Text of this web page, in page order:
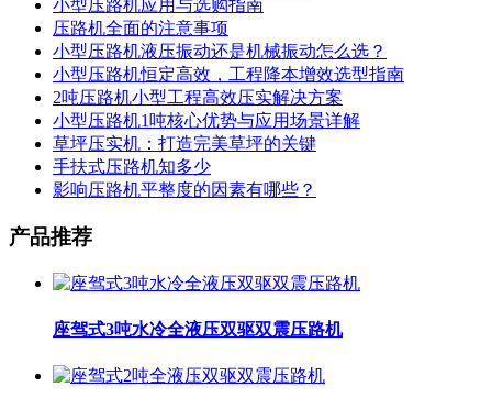
小型压路机应用与选购指南
压路机全面的注意事项
小型压路机液压振动还是机械振动怎么选？
小型压路机恒定高效，工程降本增效选型指南
2吨压路机小型工程高效压实解决方案
小型压路机1吨核心优势与应用场景详解
草坪压实机：打造完美草坪的关键
手扶式压路机知多少
影响压路机平整度的因素有哪些？
产品推荐
座驾式3吨水冷全液压双驱双震压路机